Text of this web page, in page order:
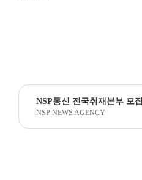
NSP통신 전국취재본부 모집
NSP NEWS AGENCY